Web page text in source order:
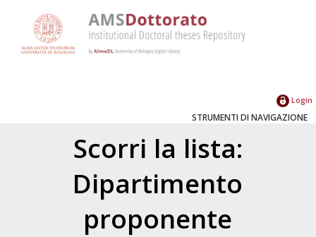
Login
STRUMENTI DI NAVIGAZIONE
Scorri la lista:
Dipartimento
proponente